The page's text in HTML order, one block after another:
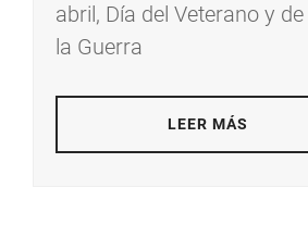
abril, Día del Veterano y
la Guerra
LEER MÁS